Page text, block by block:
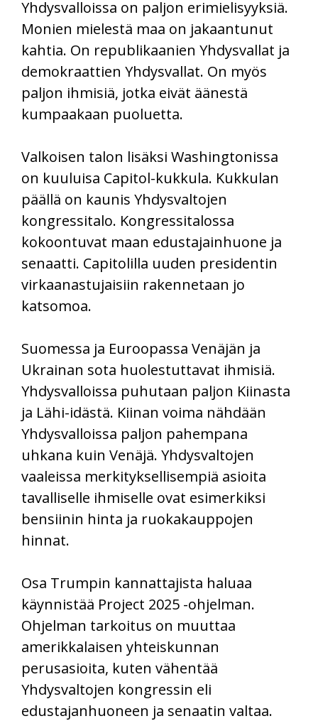
Yhdysvalloissa on paljon erimielisyyksiä.
Monien mielestä maa on jakaantunut
kahtia. On republikaanien Yhdysvallat ja
demokraattien Yhdysvallat. On myös
paljon ihmisiä, jotka eivät äänestä
kumpaakaan puoluetta.
Valkoisen talon lisäksi Washingtonissa
on kuuluisa Capitol-kukkula. Kukkulan
päällä on kaunis Yhdysvaltojen
kongressitalo. Kongressitalossa
kokoontuvat maan edustajainhuone ja
senaatti. Capitolilla uuden presidentin
virkaanastujaisiin rakennetaan jo
katsomoa.
Suomessa ja Euroopassa Venäjän ja
Ukrainan sota huolestuttavat ihmisiä.
Yhdysvalloissa puhutaan paljon Kiinasta
ja Lähi-idästä. Kiinan voima nähdään
Yhdysvalloissa paljon pahempana
uhkana kuin Venäjä. Yhdysvaltojen
vaaleissa merkityksellisempiä asioita
tavalliselle ihmiselle ovat esimerkiksi
bensiinin hinta ja ruokakauppojen
hinnat.
Osa Trumpin kannattajista haluaa
käynnistää Project 2025 -ohjelman.
Ohjelman tarkoitus on muuttaa
amerikkalaisen yhteiskunnan
perusasioita, kuten vähentää
Yhdysvaltojen kongressin eli
edustajanhuoneen ja senaatin valtaa.